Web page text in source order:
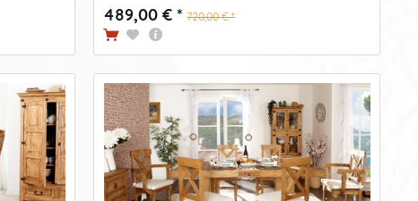
489,00 € * 720,00 € *